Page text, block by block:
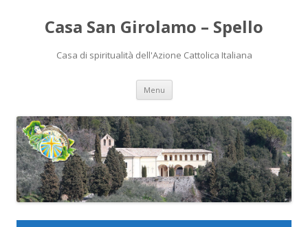
Casa San Girolamo – Spello
Casa di spiritualità dell'Azione Cattolica Italiana
Menu Vai
contenuto